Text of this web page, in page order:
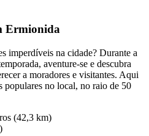
Ermionida
imperdíveis na cidade? Durante a
aventure-se e descubra
a moradores e visitantes. Aqui
populares no local, no raio de 50
(42,3 km)